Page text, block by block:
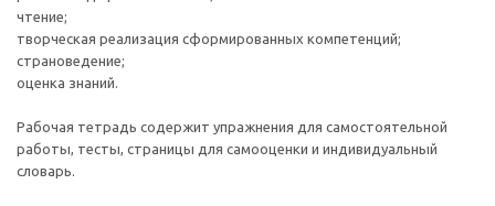
чтение;
творческая реализация сформированных компетенций;
страноведение;
оценка знаний.
Рабочая тетрадь содержит упражнения для самостоятельной
работы, тесты, страницы для самооценки и индивидуальный
словарь.